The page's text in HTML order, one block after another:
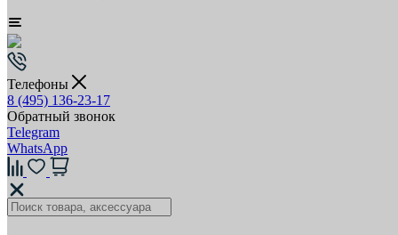
Телефоны
8 (495) 136-23-17
Обратный звонок
Telegram
WhatsApp